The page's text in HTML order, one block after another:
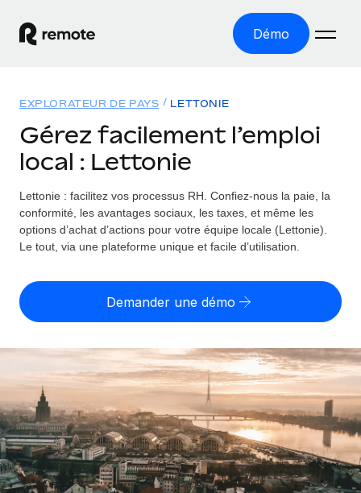
Démo
EMPLOI À L’INTERNATIONAL
Paie multipays
Gérez la paie facilement et en toute conformité
Employer of record
entités
Gestion des freelances
Intégrez et gérez vos freelances partout dans le monde
PEO
Sous-traitez les opérations complexes liées à l’emploi
Solutions
COUVERTURE MONDIALE
Explorateur de pays
Toutes les informations sur l’emploi à l’international,
Explorateur des États-Unis (par État)
Simplifiez l’embauche à travers les différents États des
Comparer Remote
Examinez notre service par rapport aux autres
CROISSANCE
Start-ups
Des solutions agiles et internationales pour les RH et la
Ressources
OUTILS & CALCULATEURS
Évaluez le risque de requalification de contrat par pays
Calculez le coût total des employés dans n’importe quel
pays
Calculateur de paiement des freelances
Découvrez les devises disponibles et les vitesses de
paiement pour vos freelances internationaux
Tarification
English
Nederlands
Français
Deutsch
Connexion
EXPLORATEUR DE PAYS LETTONIE
Gérez facilement l’emploi
local : Lettonie
Lettonie : facilitez vos processus RH. Confiez-nous la paie, la
conformité, les avantages sociaux, les taxes, et même les
options d’achat d’actions pour votre équipe locale (Lettonie).
Le tout, via une plateforme unique et facile d’utilisation.
Demander une démo